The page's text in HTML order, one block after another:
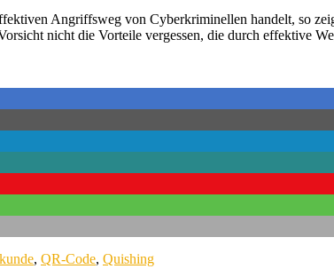
Angriffsweg von Cyberkriminellen handelt, so
nicht die Vorteile vergessen, die durch effektive
, QR-Code, Quishing